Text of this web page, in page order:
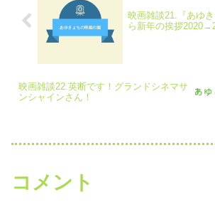
映画雑談21.『あゆ
ら新年の挨拶
映画雑談22.英断です！グランドシネマサ
ンシャインさん！
コメント